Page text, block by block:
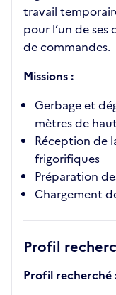
travail
pour l’un de
de commandes.
Missions :
Gerbage et
mètres de
Réception de
frigorifiques
Préparation
Chargement
Profil
Profil recherché